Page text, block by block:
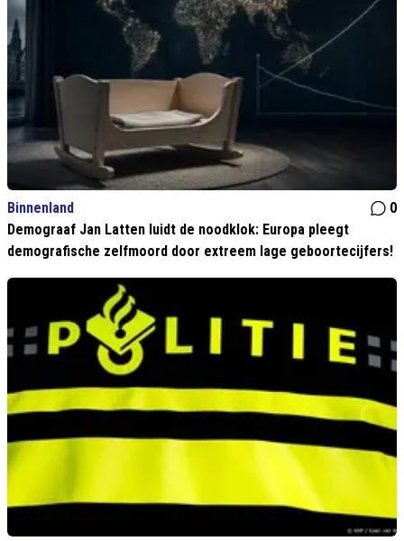
Binnenland
0
Demograaf Jan Latten luidt de noodklok: Europa pleegt
demografische zelfmoord door extreem lage geboortecijfers!